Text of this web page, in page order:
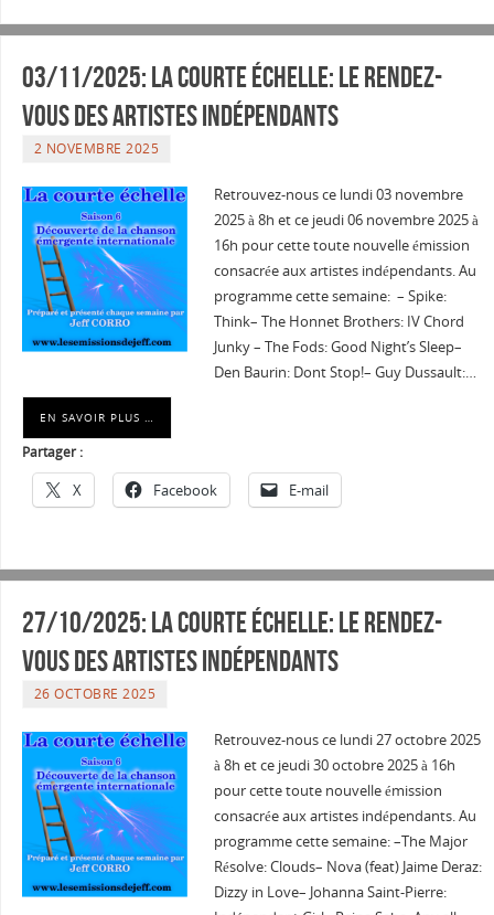
03/11/2025: La courte échelle: Le rendez-
vous des artistes indépendants
2 NOVEMBRE 2025
Retrouvez-nous ce lundi 03 novembre
2025 à 8h et ce jeudi 06 novembre 2025 à
16h pour cette toute nouvelle émission
consacrée aux artistes indépendants. Au
programme cette semaine: – Spike:
Think– The Honnet Brothers: IV Chord
Junky – The Fods: Good Night’s Sleep–
Den Baurin: Dont Stop!– Guy Dussault:…
EN SAVOIR PLUS …
Partager :
X Facebook E-mail
27/10/2025: La courte échelle: Le rendez-
vous des artistes indépendants
26 OCTOBRE 2025
Retrouvez-nous ce lundi 27 octobre 2025
à 8h et ce jeudi 30 octobre 2025 à 16h
pour cette toute nouvelle émission
consacrée aux artistes indépendants. Au
programme cette semaine: –The Major
Résolve: Clouds– Nova (feat) Jaime Deraz:
Dizzy in Love– Johanna Saint-Pierre: